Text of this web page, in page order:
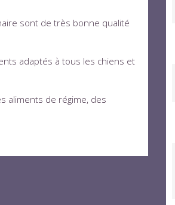
sont de très bonne qualité
adaptés à tous les chiens et
aliments de régime, des